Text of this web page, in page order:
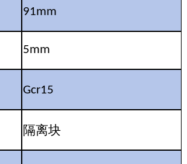
91mm
5mm
Gcr15
隔离块